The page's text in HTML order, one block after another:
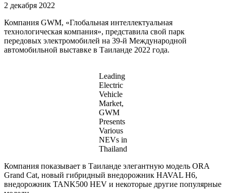
2 декабря 2022
Компания GWM, «Глобальная интеллектуальная
технологическая компания», представила свой парк
передовых электромобилей на 39-й Международной
автомобильной выставке в Таиланде 2022 года.
Leading
Electric
Vehicle
Market,
GWM
Presents
Various
NEVs in
Thailand
Компания показывает в Таиланде элегантную модель ORA
Grand Cat, новый гибридный внедорожник HAVAL H6,
внедорожник TANK500 HEV и некоторые другие популярные